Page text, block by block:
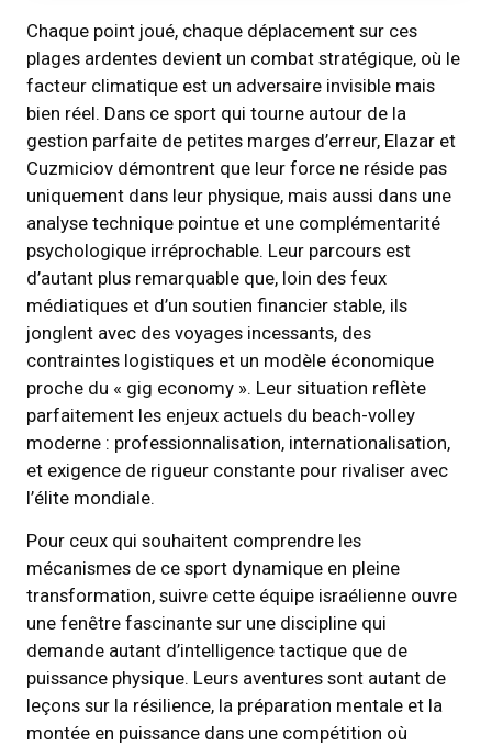
Chaque point joué, chaque déplacement sur ces
plages ardentes devient un combat stratégique, où le
facteur climatique est un adversaire invisible mais
bien réel. Dans ce sport qui tourne autour de la
gestion parfaite de petites marges d’erreur, Elazar et
Cuzmiciov démontrent que leur force ne réside pas
uniquement dans leur physique, mais aussi dans une
analyse technique pointue et une complémentarité
psychologique irréprochable. Leur parcours est
d’autant plus remarquable que, loin des feux
médiatiques et d’un soutien financier stable, ils
jonglent avec des voyages incessants, des
contraintes logistiques et un modèle économique
proche du « gig economy ». Leur situation reflète
parfaitement les enjeux actuels du beach-volley
moderne : professionnalisation, internationalisation,
et exigence de rigueur constante pour rivaliser avec
l’élite mondiale.
Pour ceux qui souhaitent comprendre les
mécanismes de ce sport dynamique en pleine
transformation, suivre cette équipe israélienne ouvre
une fenêtre fascinante sur une discipline qui
demande autant d’intelligence tactique que de
puissance physique. Leurs aventures sont autant de
leçons sur la résilience, la préparation mentale et la
montée en puissance dans une compétition où